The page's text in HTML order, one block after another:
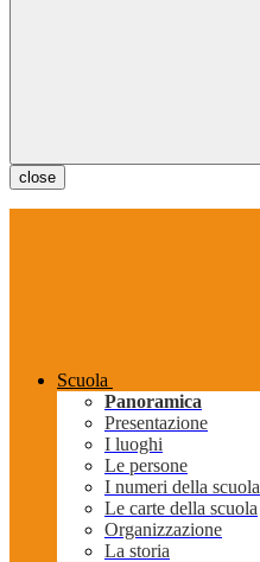
close
Scuola
Panoramica
Presentazione
I luoghi
Le persone
I numeri della scuola
Le carte della scuola
Organizzazione
La storia